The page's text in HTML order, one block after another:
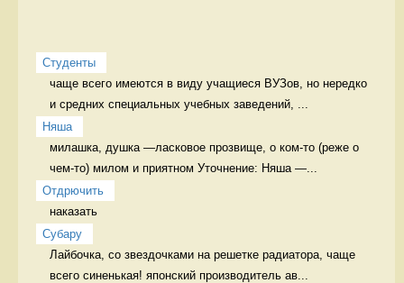
Студенты
чаще всего имеются в виду учащиеся ВУЗов, но нередко
и средних специальных учебных заведений, ...
Няша
милашка, душка —ласковое прозвище, о ком-то (реже о
чем-то) милом и приятном Уточнение: Няша —...
Отдрючить
наказать
Cубару
Лайбочка, со звездочками на решетке радиатора, чаще
всего синенькая! японский производитель ав...